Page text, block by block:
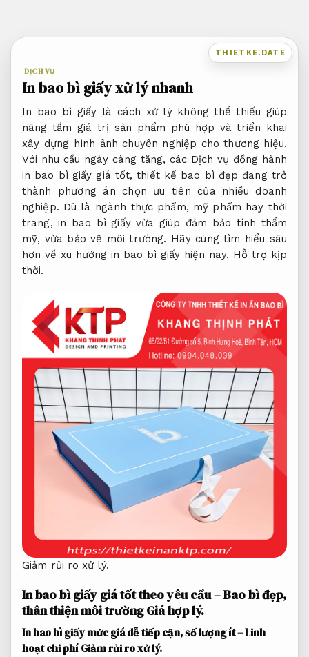
THIETKE.DATE
DỊCH VỤ
In bao bì giấy xử lý nhanh
In bao bì giấy là cách xử lý không thể thiếu giúp
nâng tầm giá trị sản phẩm phù hợp và triển khai
xây dựng hình ảnh chuyên nghiệp cho thương hiệu.
Với nhu cầu ngày càng tăng, các Dịch vụ đồng hành
in bao bì giấy giá tốt, thiết kế bao bì đẹp đang trở
thành phương án chọn ưu tiên của nhiều doanh
nghiệp. Dù là ngành thực phẩm, mỹ phẩm hay thời
trang, in bao bì giấy vừa giúp đảm bảo tính thẩm
mỹ, vừa bảo vệ môi trường. Hãy cùng tìm hiểu sâu
hơn về xu hướng in bao bì giấy hiện nay. Hỗ trợ kịp
thời.
Giảm rủi ro xử lý.
In bao bì giấy giá tốt theo yêu cầu – Bao bì đẹp,
thân thiện môi trườngGiá hợp lý.
In bao bì giấy mức giá dễ tiếp cận, số lượng ít – Linh
hoạt chi phíGiảm rủi ro xử lý.